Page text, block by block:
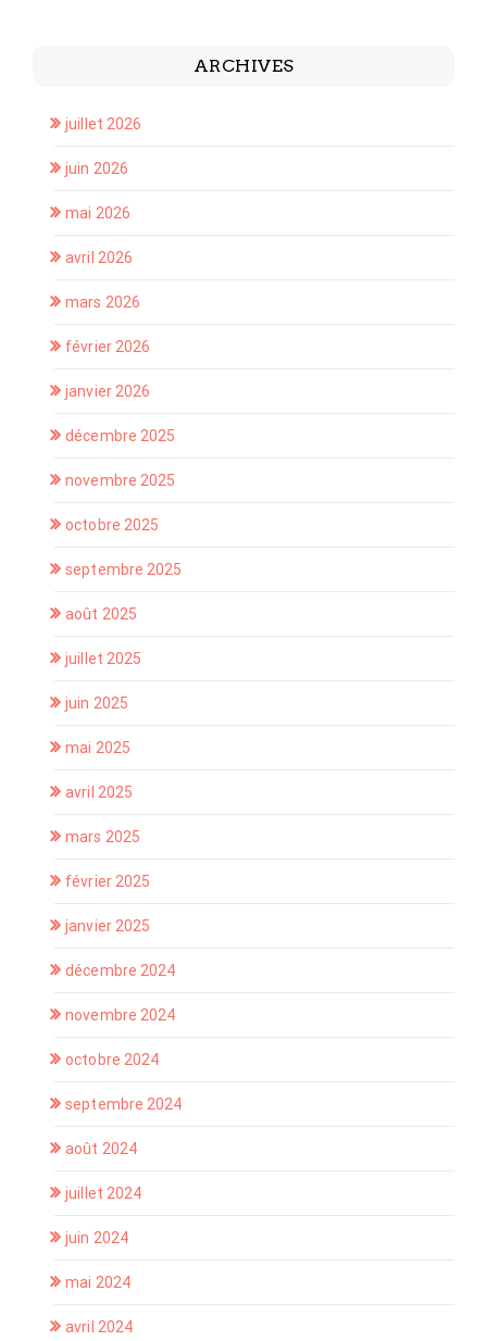
ARCHIVES
juillet 2026
juin 2026
mai 2026
avril 2026
mars 2026
février 2026
janvier 2026
décembre 2025
novembre 2025
octobre 2025
septembre 2025
août 2025
juillet 2025
juin 2025
mai 2025
avril 2025
mars 2025
février 2025
janvier 2025
décembre 2024
novembre 2024
octobre 2024
septembre 2024
août 2024
juillet 2024
juin 2024
mai 2024
avril 2024